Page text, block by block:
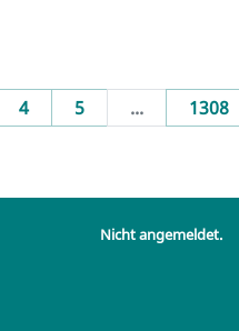
4 5 ... 1308
Nicht angemeldet.